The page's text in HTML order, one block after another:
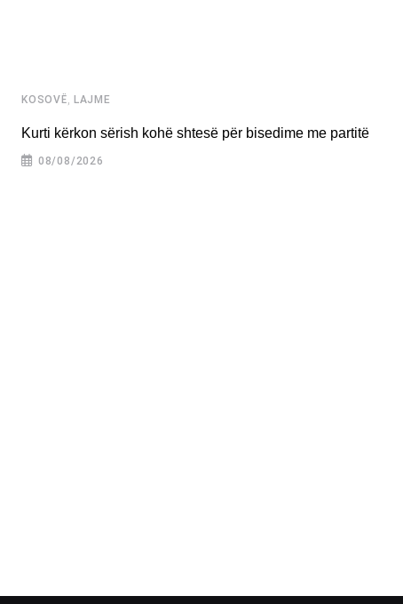
KOSOVË, LAJME
Kurti kërkon sërish kohë shtesë për bisedime me partitë
08/08/2026